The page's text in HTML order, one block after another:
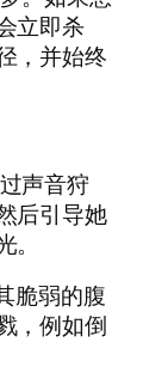
立即杀
，并始终
声音狩
后引导她
脆弱的腹
，例如倒